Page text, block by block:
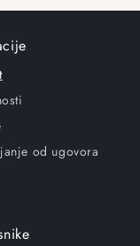
od ugovora